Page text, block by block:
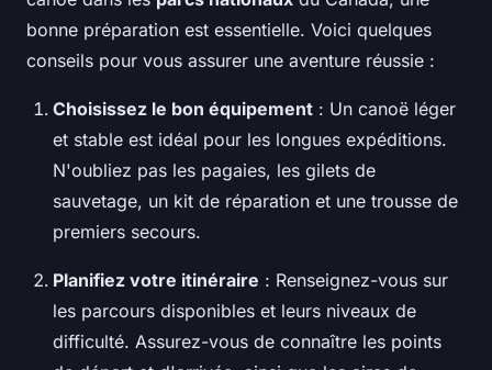
bonne préparation est essentielle. Voici quelques
conseils pour vous assurer une aventure réussie :
Choisissez le bon équipement : Un canoë léger
et stable est idéal pour les longues expéditions.
N'oubliez pas les pagaies, les gilets de
sauvetage, un kit de réparation et une trousse de
premiers secours.
Planifiez votre itinéraire : Renseignez-vous sur
les parcours disponibles et leurs niveaux de
difficulté. Assurez-vous de connaître les points